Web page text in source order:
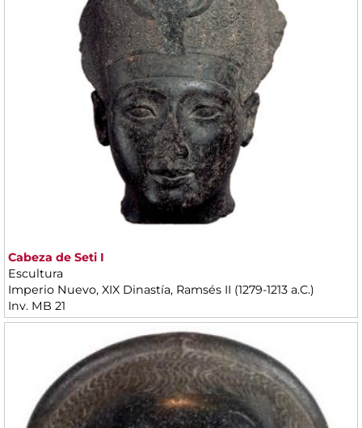
Cabeza de Seti I
Escultura
Imperio Nuevo, XIX Dinastía, Ramsés II (1279-1213 a.C.)
Inv. MB 21